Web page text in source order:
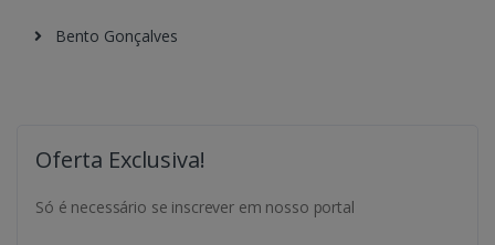
Bento Gonçalves
Oferta Exclusiva!
Só é necessário se inscrever em nosso portal